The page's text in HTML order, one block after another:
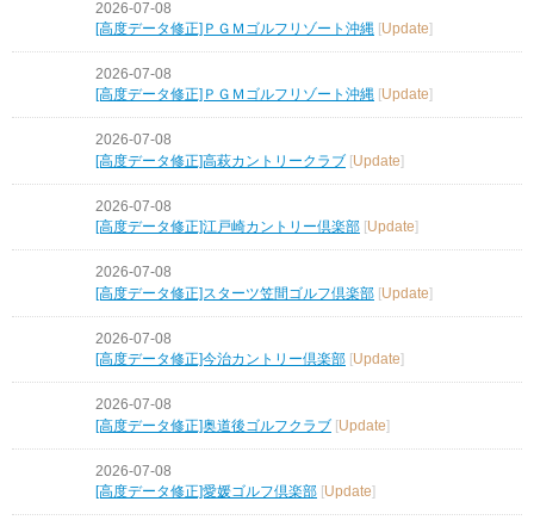
2026-07-08
[高度データ修正]ＰＧＭゴルフリゾート沖縄 [Update]
2026-07-08
[高度データ修正]ＰＧＭゴルフリゾート沖縄 Update
2026-07-08
[高度データ修正]高萩カントリークラブ [Update]
2026-07-08
[高度データ修正]江戸崎カントリー倶楽部 Update
2026-07-08
[高度データ修正]スターツ笠間ゴルフ倶楽部 [Update]
2026-07-08
[高度データ修正]今治カントリー倶楽部 Update
2026-07-08
[高度データ修正]奥道後ゴルフクラブ [Update]
2026-07-08
[高度データ修正]愛媛ゴルフ倶楽部 Update